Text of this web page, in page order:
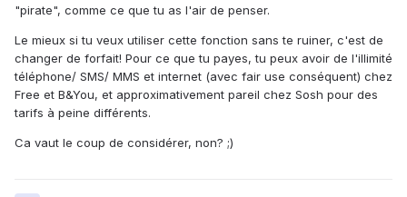
"pirate", comme ce que tu as l'air de penser.
Le mieux si tu veux utiliser cette fonction sans te ruiner, c'est de
changer de forfait! Pour ce que tu payes, tu peux avoir de l'illimité
téléphone/ SMS/ MMS et internet (avec fair use conséquent) chez
Free et B&You, et approximativement pareil chez Sosh pour des
tarifs à peine différents.
Ca vaut le coup de considérer, non? ;)